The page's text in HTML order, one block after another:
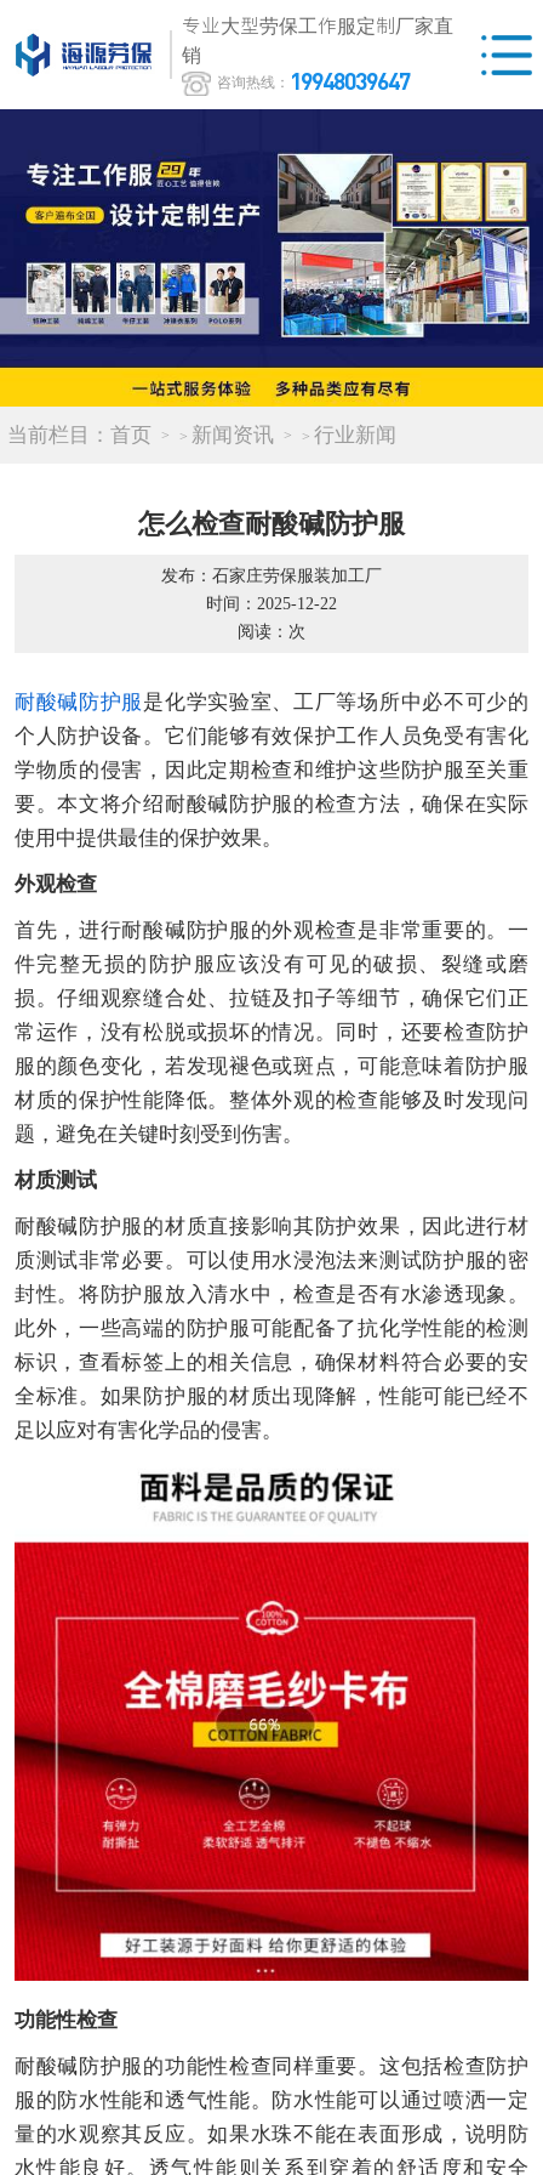
专业大型劳保工作服定制厂家直
销
咨询热线： 19948039647
当前栏目： 首页 > 新闻资讯 > 行业新闻
怎么检查耐酸碱防护服
发布：石家庄劳保服装加工厂
时间：2025-12-22
阅读： 次
耐酸碱防护服 是化学实验室、工厂等场所中必不可少的
个人防护设备。它们能够有效保护工作人员免受有害化
学物质的侵害，因此定期检查和维护这些防护服至关重
要。本文将介绍耐酸碱防护服的检查方法，确保在实际
使用中提供最佳的保护效果。
外观检查
首先，进行耐酸碱防护服的外观检查是非常重要的。一
件完整无损的防护服应该没有可见的破损、裂缝或磨
损。仔细观察缝合处、拉链及扣子等细节，确保它们正
常运作，没有松脱或损坏的情况。同时，还要检查防护
服的颜色变化，若发现褪色或斑点，可能意味着防护服
材质的保护性能降低。整体外观的检查能够及时发现问
题，避免在关键时刻受到伤害。
材质测试
耐酸碱防护服的材质直接影响其防护效果，因此进行材
质测试非常必要。可以使用水浸泡法来测试防护服的密
封性。将防护服放入清水中，检查是否有水渗透现象。
此外，一些高端的防护服可能配备了抗化学性能的检测
标识，查看标签上的相关信息，确保材料符合必要的安
全标准。如果防护服的材质出现降解，性能可能已经不
足以应对有害化学品的侵害。
功能性检查
耐酸碱防护服的功能性检查同样重要。这包括检查防护
服的防水性能和透气性能。防水性能可以通过喷洒一定
量的水观察其反应。如果水珠不能在表面形成，说明防
水性能良好。透气性能则关系到穿着的舒适度和安全